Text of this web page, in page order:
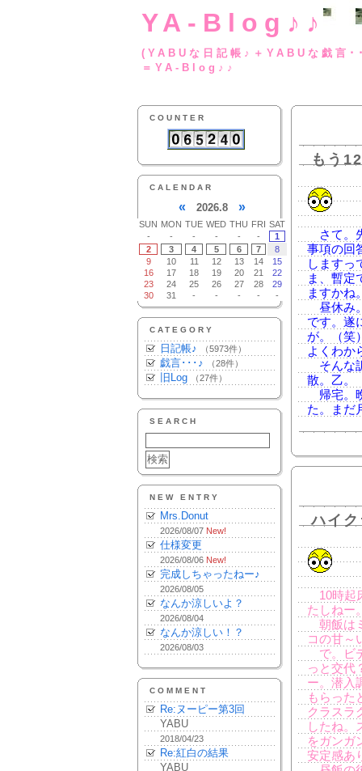
YA-Blog♪♪
(YABUな日記帳♪
＝YA-Blog♪♪
COUNTER
CALENDAR
« 2026.8 »
SUN MON TUE WED THU FRI SAT
-
- - - - -
1
2
3 4 5 6 7
8
9
10 11 12 13 14
15
16
17 18 19 20 21
22
23
24 25 26 27 28
29
30
31 - - - - -
CATEGORY
日記帳♪ （5973件）
戯言･･･♪ （28件）
旧Log （27件）
SEARCH
NEW ENTRY
Mrs.Donut
2026/08/07 New!
仕様変更
2026/08/06 New!
完成しちゃったねー♪
2026/08/05
なんか涼しいよ？
2026/08/04
なんか涼しい！？
2026/08/03
COMMENT
Re:ヌーピー第3回
YABU
2018/04/23
Re:紅白の結果
YABU
もう
さて。
事項の回
します
ま、暫定
ますかね
昼休み
です。遂
が。（笑
よくわか
そんな
散。乙。
帰宅。
た。まだ
ハイ
10時起
たしねー
朝飯は
コの甘～
で。ビ
っと交代
ー。潜入
もらった
クラスラ
したね。
をガンガ
安定感あ